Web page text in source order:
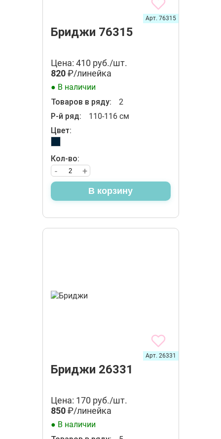
Бриджи 76315
Арт. 76315
Цена: 410 руб./шт.
820₽/линейка
● В наличии
Товаров в ряду:
2
Р-й ряд:
110-116 см
Цвет:
Кол-во:
+
-
В корзину
Бриджи 26331
Арт. 26331
Цена: 170 руб./шт.
850₽/линейка
● В наличии